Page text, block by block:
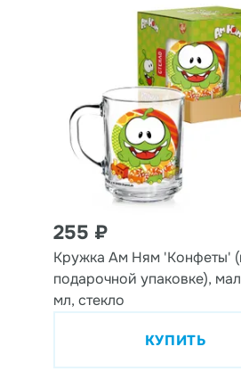
255 ₽
Кружка Ам Ням 'Конфеты'
подарочной упаковке),
мл, стекло
КУПИТЬ